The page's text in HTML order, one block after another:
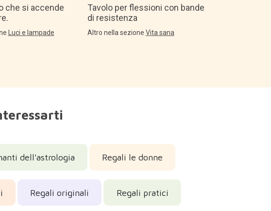
che si accende
Luci e lampade
Tavolo per flessioni con bande
di resistenza
Altro nella sezione Vita sana
dell'astrologia Regali le donne
Regali originali Regali pratici